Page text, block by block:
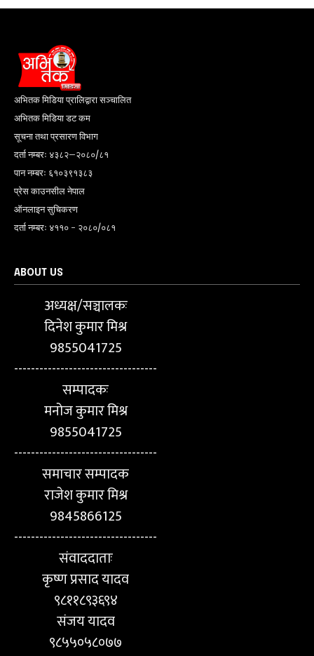
अभितक मिडिया प्रालिद्वारा सञ्चालित
अभितक मिडिया डट कम
सूचना तथा प्रसारण विभाग
दर्ता नम्बरः ४३८२–२०८०/८१
पान नम्बरः ६१०३९१३८३
प्रेस काउनसील नेपाल
ऑनलाइन सुचिकरण
दर्ता नम्बरः ४११० - २०८०/०८१
ABOUT US
अध्यक्ष/सञ्चालकः
दिनेश कुमार मिश्र
9855041725
----------------------------------
सम्पादकः
मनोज कुमार मिश्र
9855041725
----------------------------------
समाचार सम्पादक
राजेश कुमार मिश्र
9845866125
----------------------------------
संवाददाताः
कृष्ण प्रसाद यादव
९८११८९३६९४
संजय यादव
९८५५०५८०७७